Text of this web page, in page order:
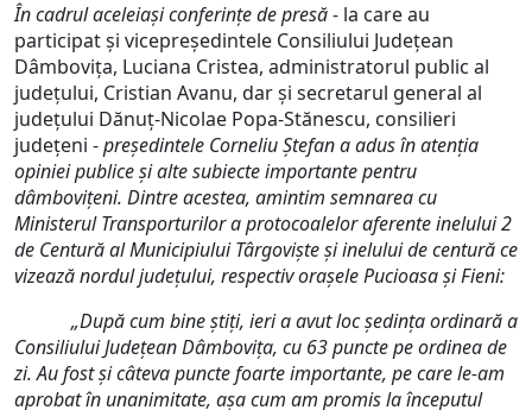
În cadrul aceleiași conferințe de presă - la care au
participat și vicepreședintele Consiliului Județean
Dâmbovița, Luciana Cristea, administratorul public al
județului, Cristian Avanu, dar și secretarul general al
județului Dănuț-Nicolae Popa-Stănescu, consilieri
județeni -președintele Corneliu Ștefan a adus în atenția
opiniei publice și alte subiecte importante pentru
dâmbovițeni. Dintre acestea, amintim semnarea cu
Ministerul Transporturilor a protocoalelor aferente inelului 2
de Centură al Municipiului Târgoviște și inelului de centură ce
vizează nordul județului, respectiv orașele Pucioasa și Fieni:
„După cum bine știți, ieri a avut loc ședința ordinară a
Consiliului Județean Dâmbovița, cu 63 puncte pe ordinea de
zi. Au fost și câteva puncte foarte importante, pe care le-am
aprobat în unanimitate, așa cum am promis la începutul